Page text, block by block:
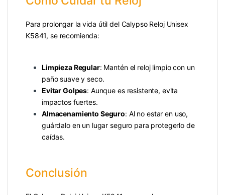
Para prolongar la vida útil del Calypso Reloj Unisex
K5841, se recomienda:
Limpieza Regular: Mantén el reloj limpio con un
paño suave y seco.
Evitar Golpes: Aunque es resistente, evita
impactos fuertes.
Almacenamiento Seguro: Al no estar en uso,
guárdalo en un lugar seguro para protegerlo de
caídas.
Conclusión